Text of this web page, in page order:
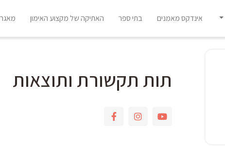
אינדקס מאמנים בתי ספר האתיקה של מקצוע האימון
תות תקשורת ותוצאות